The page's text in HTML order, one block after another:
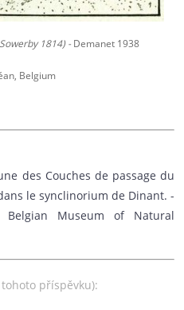
1814) - Demanet 1938
Belgium
des Couches de passage du
le synclinorium de Dinant. -
Museum of Natural
tohoto příspěvku):